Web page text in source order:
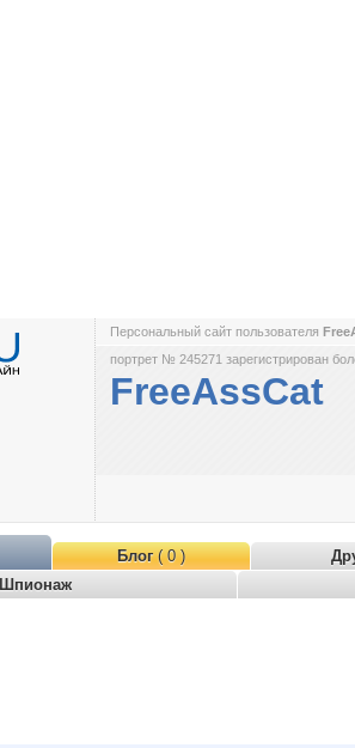
Персональный сайт пользователя
портрет № 245271 зарегистрирован
FreeAssCat
Блог( 0 )
Шпионаж